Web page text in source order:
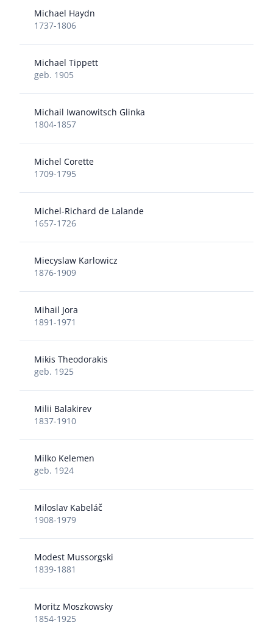
Michael Haydn
1737-1806
Michael Tippett
geb. 1905
Michail Iwanowitsch Glinka
1804-1857
Michel Corette
1709-1795
Michel-Richard de Lalande
1657-1726
Miecyslaw Karlowicz
1876-1909
Mihail Jora
1891-1971
Mikis Theodorakis
geb. 1925
Milii Balakirev
1837-1910
Milko Kelemen
geb. 1924
Miloslav Kabeláč
1908-1979
Modest Mussorgski
1839-1881
Moritz Moszkowsky
1854-1925